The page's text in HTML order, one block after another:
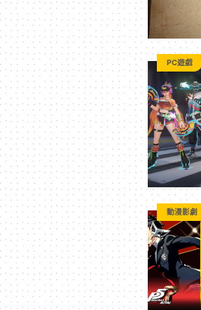
PC遊戲
動漫影劇